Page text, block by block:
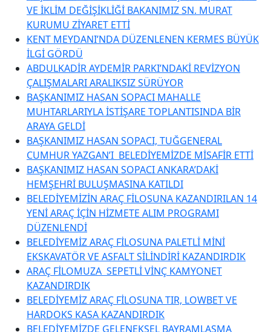
VE İKLİM DEĞİŞİKLİĞİ BAKANIMIZ SN. MURAT
KURUMU ZİYARET ETTİ
KENT MEYDANI’NDA DÜZENLENEN KERMES BÜYÜK
İLGİ GÖRDÜ
ABDULKADİR AYDEMİR PARKI’NDAKİ REVİZYON
ÇALIŞMALARI ARALIKSIZ SÜRÜYOR
BAŞKANIMIZ HASAN SOPACI MAHALLE
MUHTARLARIYLA İSTİŞARE TOPLANTISINDA BİR
ARAYA GELDİ
BAŞKANIMIZ HASAN SOPACI, TUĞGENERAL
CUMHUR YAZGAN’I BELEDİYEMİZDE MİSAFİR ETTİ
BAŞKANIMIZ HASAN SOPACI ANKARA’DAKİ
HEMŞEHRİ BULUŞMASINA KATILDI
BELEDİYEMİZİN ARAÇ FİLOSUNA KAZANDIRILAN 14
YENİ ARAÇ İÇİN HİZMETE ALIM PROGRAMI
DÜZENLENDİ
BELEDİYEMİZ ARAÇ FİLOSUNA PALETLİ MİNİ
EKSKAVATÖR VE ASFALT SİLİNDİRİ KAZANDIRDIK
ARAÇ FİLOMUZA SEPETLİ VİNÇ KAMYONET
KAZANDIRDIK
BELEDİYEMİZ ARAÇ FİLOSUNA TIR, LOWBET VE
HARDOKS KASA KAZANDIRDIK
BELEDİYEMİZDE GELENEKSEL BAYRAMLAŞMA